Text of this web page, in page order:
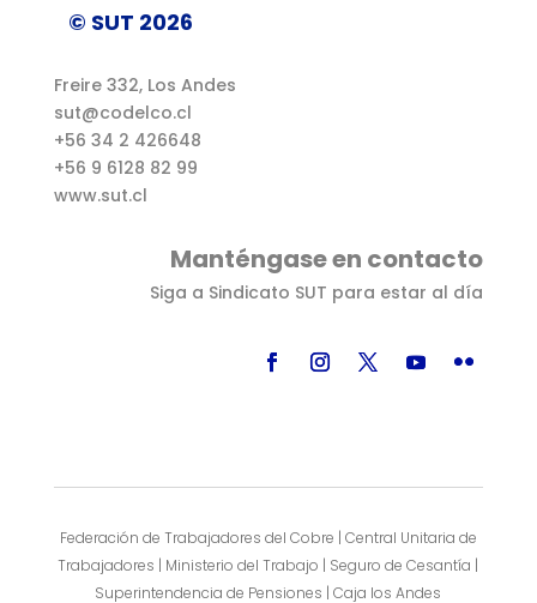
© SUT 2026
Freire 332, Los Andes
sut@codelco.cl
+56 34 2 426648
+56 9 6128 82 99
www.sut.cl
Manténgase en contacto
Siga a Sindicato SUT para estar al día
Federación de Trabajadores del Cobre | Central Unitaria de
Trabajadores | Ministerio del Trabajo | Seguro de Cesantía |
Superintendencia de Pensiones | Caja los Andes